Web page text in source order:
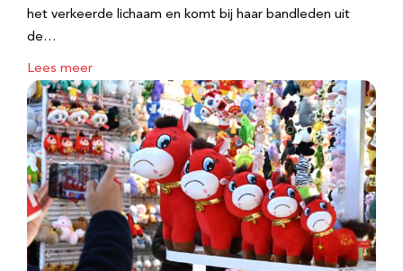
het verkeerde lichaam en komt bij haar bandleden uit
de…
Lees meer